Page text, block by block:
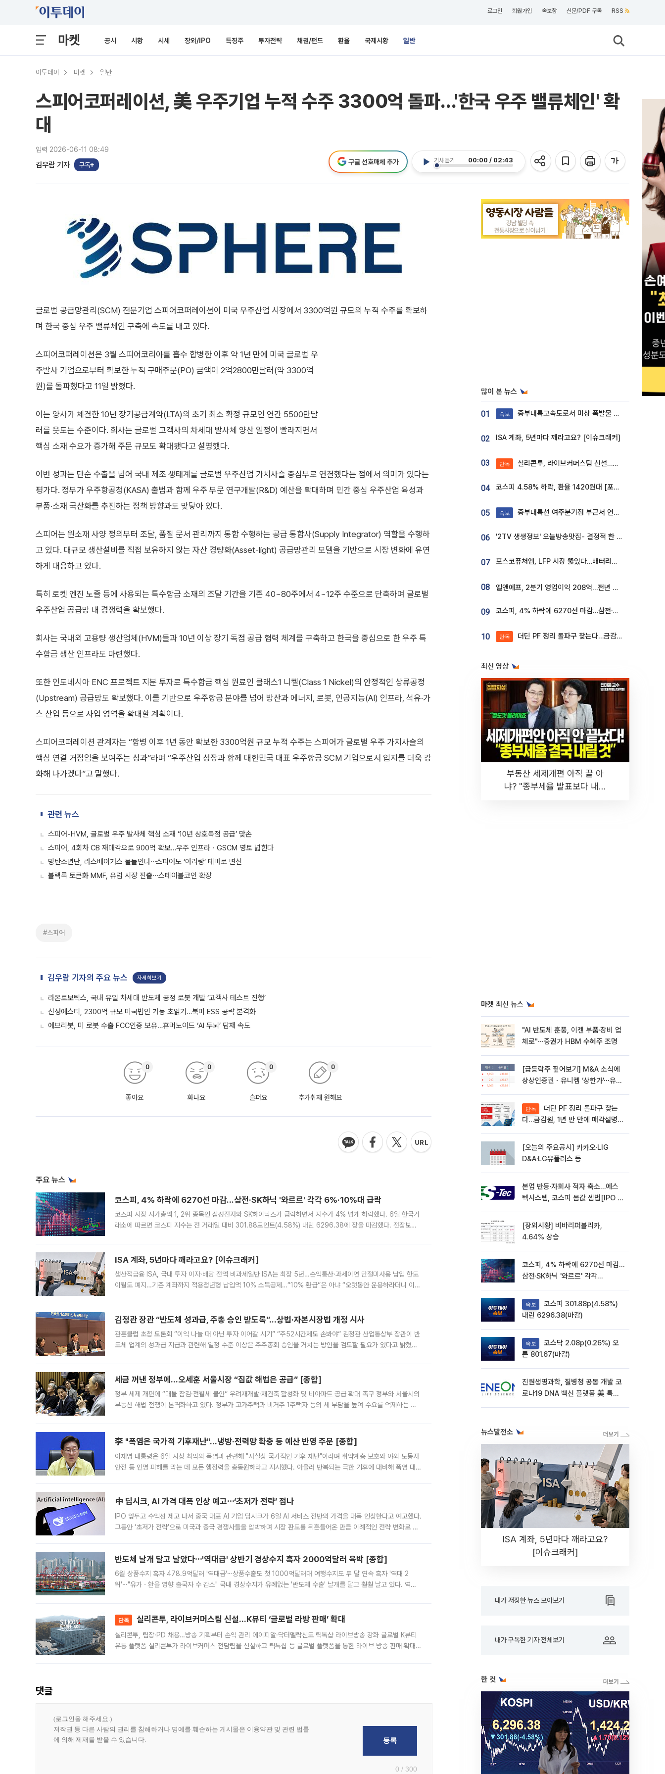
로그인 회원가입 속보창 신문/PDF 구독 RSS
마켓 공시 시황 시세 장외/IPO 특징주 투자전략 채권/펀드 환율 국제시황 일반
이투데이 마켓 일반
스피어코퍼레이션, 美 우주기업 누적 수주 3300억 돌파…'한국 우주 밸류체인' 확
대
입력 2026-06-11 08:49
김우람 기자 구독
기사 듣기 00:00 / 02:43
구글 선호매체 추가
글로벌 공급망관리(SCM) 전문기업 스피어코퍼레이션이 미국 우주산업 시장에서 3300억원 규모의 누적 수주를 확보하
며 한국 중심 우주 밸류체인 구축에 속도를 내고 있다.
스피어코퍼레이션은 3월 스피어코리아를 흡수 합병한 이후 약 1년 만에 미국 글로벌 우
주발사 기업으로부터 확보한 누적 구매주문(PO) 금액이 2억2800만달러(약 3300억
원)를 돌파했다고 11일 밝혔다.
이는 양사가 체결한 10년 장기공급계약(LTA)의 초기 최소 확정 규모인 연간 5500만달
러를 웃도는 수준이다. 회사는 글로벌 고객사의 차세대 발사체 양산 일정이 빨라지면서
핵심 소재 수요가 증가해 주문 규모도 확대됐다고 설명했다.
이번 성과는 단순 수출을 넘어 국내 제조 생태계를 글로벌 우주산업 가치사슬 중심부로 연결했다는 점에서 의미가 있다는
평가다. 정부가 우주항공청(KASA) 출범과 함께 우주 부문 연구개발(R&D) 예산을 확대하며 민간 중심 우주산업 육성과
부품·소재 국산화를 추진하는 정책 방향과도 맞닿아 있다.
스피어는 원소재 사양 정의부터 조달, 품질 문서 관리까지 통합 수행하는 공급 통합사(Supply Integrator) 역할을 수행하
고 있다. 대규모 생산설비를 직접 보유하지 않는 자산 경량화(Asset-light) 공급망관리 모델을 기반으로 시장 변화에 유연
하게 대응하고 있다.
특히 로켓 엔진 노즐 등에 사용되는 특수합금 소재의 조달 기간을 기존 40~80주에서 4~12주 수준으로 단축하며 글로벌
우주산업 공급망 내 경쟁력을 확보했다.
회사는 국내외 고용량 생산업체(HVM)들과 10년 이상 장기 독점 공급 협력 체계를 구축하고 한국을 중심으로 한 우주 특
수합금 생산 인프라도 마련했다.
또한 인도네시아 ENC 프로젝트 지분 투자로 특수합금 핵심 원료인 클래스1 니켈(Class 1 Nickel)의 안정적인 상류공정
(Upstream) 공급망도 확보했다. 이를 기반으로 우주항공 분야를 넘어 방산과 에너지, 로봇, 인공지능(AI) 인프라, 석유·가
스 산업 등으로 사업 영역을 확대할 계획이다.
스피어코퍼레이션 관계자는 “합병 이후 1년 동안 확보한 3300억원 규모 누적 수주는 스피어가 글로벌 우주 가치사슬의
핵심 연결 거점임을 보여주는 성과”라며 “우주산업 성장과 함께 대한민국 대표 우주항공 SCM 기업으로서 입지를 더욱 강
화해 나가겠다”고 말했다.
관련 뉴스
스피어-HVM, 글로벌 우주 발사체 핵심 소재 ‘10년 상호독점 공급’ 맞손
스피어, 4회차 CB 재매각으로 900억 확보…우주 인프라ㆍGSCM 영토 넓힌다
방탄소년단, 라스베이거스 물들인다⋯스피어도 ‘아리랑’ 테마로 변신
블랙록 토큰화 MMF, 유럽 시장 진출∙∙∙스테이블코인 확장
#스피어
김우람 기자의 주요 뉴스 자세히보기
라온로보틱스, 국내 유일 차세대 반도체 공정 로봇 개발 ‘고객사 테스트 진행’
신성에스티, 2300억 규모 미국법인 가동 초읽기…북미 ESS 공략 본격화
에브리봇, 미 로봇 수출 FCC인증 보유…휴머노이드 ‘AI 두뇌’ 탑재 속도
좋아요
0
화나요
0
슬퍼요
0
추가취재 원해요
0
주요 뉴스
코스피, 4% 하락에 6270선 마감…삼전·SK하닉 '와르르' 각각 6%·10%대 급락
코스피 시장 시가총액 1, 2위 종목인 삼성전자와 SK하이닉스가 급락하면서 지수가 4% 넘게 하락했다. 6일 한국거
래소에 따르면 코스피 지수는 전 거래일 대비 301.88포인트(4.58%) 내린 6296.38에 장을 마감했다. 전장보다
ISA 계좌, 5년마다 깨라고요? [이슈크래커]
생산적금융 ISA, 국내 투자 이자·배당 전액 비과세일반 ISA는 최장 5년…손익통산·과세이연 단절미사용 납입 한도
이월도 폐지…기존 계좌까지 적용청년형 납입액 10% 소득공제…“10% 환급”은 아냐 “오랫동안 운용하라더니 이제
김정관 장관 “반도체 성과급, 주총 승인 받도록”…상법·자본시장법 개정 시사
관훈클럽 초청 토론회 “이익 나눌 때 아닌 투자 이어갈 시기” “주52시간제도 손봐야” 김정관 산업통상부 장관이 반
도체 업계의 성과급 지급과 관련해 일정 수준 이상은 주주총회 승인을 거치는 방안을 검토할 필요가 있다고 밝혔다.
세금 꺼낸 정부에…오세훈 서울시장 “집값 해법은 공급” [종합]
정부 세제 개편에 “매물 잠김·전월세 불안” 우려재개발·재건축 활성화 및 비아파트 공급 확대 촉구 정부와 서울시의
부동산 해법 전쟁이 본격화하고 있다. 정부가 고가주택과 비거주 1주택자 등의 세 부담을 높여 수요를 억제하는 카
李 "폭염은 국가적 기후재난"…냉방·전력망 확충 등 예산 반영 주문 [종합]
이재명 대통령은 6일 사상 최악의 폭염과 관련해 "사실상 국가적인 기후 재난"이라며 취약계층 보호와 야외 노동자
안전 등 인명 피해를 막는 데 모든 행정력을 총동원하라고 지시했다. 아울러 반복되는 극한 기후에 대비해 폭염 대응
中 딥시크, AI 가격 대폭 인상 예고⋯‘초저가 전략’ 접나
IPO 앞두고 수익성 제고 나서 중국 대표 AI 기업 딥시크가 6일 AI 서비스 전반의 가격을 대폭 인상한다고 예고했다.
그동안 ‘초저가 전략’으로 미국과 중국 경쟁사들을 압박하며 시장 판도를 뒤흔들어온 만큼 이례적인 전략 변화로 평
반도체 날개 달고 날았다⋯'역대급' 상반기 경상수지 흑자 2000억달러 육박 [종합]
6월 상품수지 흑자 478.9억달러 '역대급'⋯상품수출도 첫 1000억달러대 여행수지도 두 달 연속 흑자 '역대 2
위'⋯"유가ㆍ환율 영향 출국자 수 감소" 국내 경상수지가 유례없는 '반도체 수출' 날개를 달고 훨훨 날고 있다. 역대
단독 실리콘투, 라이브커머스팀 신설…K뷰티 ‘글로벌 라방 판매’ 확대
실리콘투, 팀장·PD 채용…방송 기획부터 손익 관리 에이피알·닥터멜락신도 틱톡샵 라이브방송 강화 글로벌 K뷰티
유통 플랫폼 실리콘투가 라이브커머스 전담팀을 신설하고 틱톡샵 등 글로벌 플랫폼을 통한 라이브 방송 판매 확대에
댓글
0 / 300
많이 본 뉴스
01 속보 중부내륙고속도로서 미상 폭발물 발견
02 ISA 계좌, 5년마다 깨라고요? [이슈크래커]
03 단독 실리콘투, 라이브커머스팀 신설…K뷰티 ‘글로벌 판매망’ 확대[K뷰티 라방戰]
04 코스피 4.58% 하락, 환율 1420원대 [포토]
05 속보 중부내륙선 여주분기점 부근서 연이은 추돌사고 발생
06 '2TV 생생정보' 오늘방송맛집- 결정적 한 수, 3종 메밀면! 메밀 소바 맛집 '의○○○○'
07 포스코퓨처엠, LFP 시장 뚫었다…배터리사와 대규모 장기 공급 합의
08 엘앤에프, 2분기 영업이익 208억…전년 比 흑자전환
09 코스피, 4% 하락에 6270선 마감…삼전·SK하닉 '와르르' 각각 6%·10%대 급락
10 단독 더딘 PF 정리 돌파구 찾는다…금감원, 1년 반 만에 매각설명회 재개
최신 영상
부동산 세제개편 아직 끝 아
냐? "종부세율 발표보다 내릴
마켓 최신 뉴스
"AI 반도체 훈풍, 이젠 부품·장비 업
체로"⋯증권가 HBM 수혜주 조명
[급등락주 짚어보기] M&A 소식에
상상인증권ㆍ유니켐 ‘상한가’⋯유증
단독
다…금감원, 1년 반 만에 매각설명회
[오늘의 주요공시] 카카오·LIG
D&A·LG유플러스 등
본업 반등·자회사 적자 축소…에스
텍시스템, 코스피 몸값 셈법[IPO 엑
[장외시황] 비바리퍼블리카,
4.64% 상승
코스피, 4% 하락에 6270선 마감…
삼전·SK하닉 '와르르' 각각
속보
내린 6296.38(마감)
속보
른 801.67(마감)
진원생명과학, 질병청 공동 개발 코
로나19 DNA 백신 플랫폼 美 특허
뉴스발전소
ISA 계좌, 5년마다 깨라고요?
[이슈크래커]
내가 저장한 뉴스 모아보기
내가 구독한 기자 전체보기
한 컷